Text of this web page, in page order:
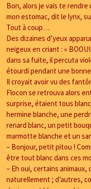
Bon, alors je vais te
mon estomac, dit le lynx,
Tout à coup…
Des dizaines d’yeux
neigeux en criant : «
dans sa fuite, il percuta
étourdi pendant une
Il croyait avoir vu des
Flocon se retrouva alors
surprise, étaient tous
hermine blanche, une
renard blanc, un petit
marmotte blanche et un
– Bonjour, petit pitou !
être tout blanc dans ces
– Eh oui, certains
naturellement ; d’autres,